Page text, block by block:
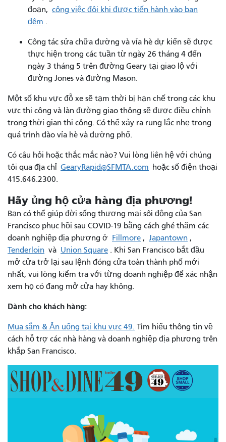
đoạn, công việc đôi khi được tiến hành vào ban
đêm .
Công tác sửa chữa đường và vỉa hè dự kiến ​​sẽ được
thực hiện trong các tuần từ ngày 26 tháng 4 đến
ngày 3 tháng 5 trên đường Geary tại giao lộ với
đường Jones và đường Mason.
Một số khu vực đỗ xe sẽ tạm thời bị hạn chế trong các khu
vực thi công và làn đường giao thông sẽ được điều chỉnh
trong thời gian thi công. Có thể xảy ra rung lắc nhẹ trong
quá trình đào vỉa hè và đường phố.
Có câu hỏi hoặc thắc mắc nào? Vui lòng liên hệ với chúng
tôi qua địa chỉ GearyRapid@SFMTA.com hoặc số điện thoại
415.646.2300.
Hãy ủng hộ cửa hàng địa phương!
Bạn có thể giúp đời sống thương mại sôi động của San
Francisco phục hồi sau COVID-19 bằng cách ghé thăm các
doanh nghiệp địa phương ở Fillmore , Japantown ,
Tenderloin và Union Square . Khi San Francisco bắt đầu
mở cửa trở lại sau lệnh đóng cửa toàn thành phố mới
nhất, vui lòng kiểm tra với từng doanh nghiệp để xác nhận
xem họ có đang mở cửa hay không.
Dành cho khách hàng:
Mua sắm & Ăn uống tại khu vực 49. Tìm hiểu thông tin về
cách hỗ trợ các nhà hàng và doanh nghiệp địa phương trên
khắp San Francisco.